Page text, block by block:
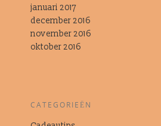
januari 2017
december 2016
november 2016
oktober 2016
CATEGORIEËN